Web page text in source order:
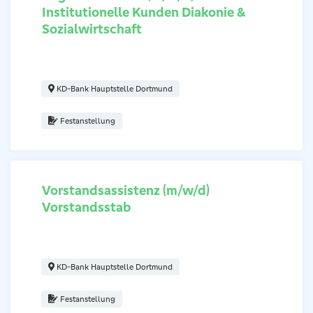
Regionaldirektor (m/w/d) Institutionelle Kunden Diakonie &
Institutionelle Kunden Diakonie &
Sozialwirtschaft
KD-Bank Hauptstelle Dortmund
Festanstellung
Regionaldirektor (m/w/d) Institutionelle Kunden Diakonie &
Vorstandsassistenz (m/w/d)
Vorstandsstab
KD-Bank Hauptstelle Dortmund
Festanstellung